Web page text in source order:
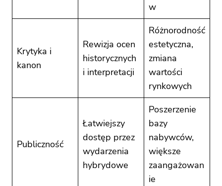
w
Krytyka i
kanon
Rewizja ocen
historycznych
i interpretacji
Różnorodność
estetyczna,
zmiana
wartości
rynkowych
Publiczność
Łatwiejszy
dostęp przez
wydarzenia
hybrydowe
Poszerzenie
bazy
nabywców,
większe
zaangażowan
ie